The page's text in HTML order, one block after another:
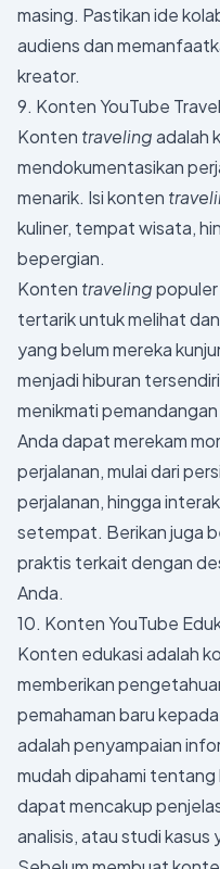
masing. Pastikan ide
audiens dan
kreator.
9. Konten YouTube
Konten travelingadalah
mendokumentasikan
menarik. Isi konten
kuliner, tempat wisata,
bepergian.
Konten traveling
tertarik untuk melihat
yang belum mereka
menjadi hiburan
menikmati pemandangan
Anda dapat merekam
perjalanan, mulai dari
perjalanan, hingga
setempat. Berikan juga
praktis terkait dengan
Anda.
10. Konten YouTube
Konten edukasi adalah
memberikan
pemahaman baru
adalah penyampaian
mudah dipahami
dapat mencakup
analisis, atau studi